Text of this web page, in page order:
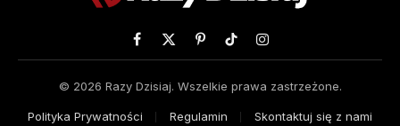
Facebook
X
PinterestTikTokInstagram
© 2026 Razy Dzisiaj. Wszelkie prawa zastrzeżone.
Polityka Prywatności Regulamin Skontaktuj się z nami